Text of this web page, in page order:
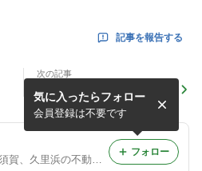
記事を報告する
次の記事
よこすかシーサイドマラソン
激励会 p(＾ω＾)q
気に入ったらフォロー
会員登録は不要です
フォロー